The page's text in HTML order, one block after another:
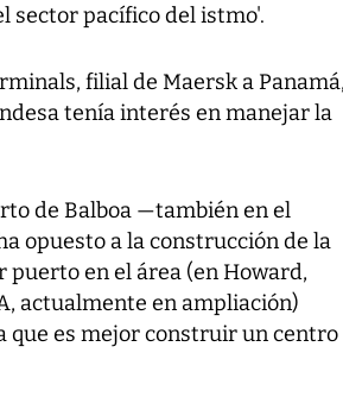
sector pacífico del istmo'.
filial de Maersk a Panamá,
tenía interés en manejar la
de Balboa —también en el
opuesto a la construcción de la
en el área (en Howard,
actualmente en ampliación)
que es mejor construir un centro